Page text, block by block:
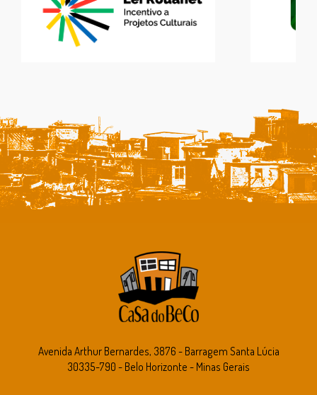
Avenida Arthur Bernardes, 3876 - Barragem Santa Lúcia
30335-790 - Belo Horizonte - Minas Gerais